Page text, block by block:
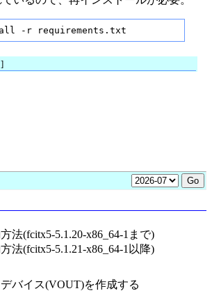
-r requirements.txt
]
法(fcitx5-5.1.20-x86_64-1まで)
法(fcitx5-5.1.21-x86_64-1以降)
バイス(VOUT)を作成する